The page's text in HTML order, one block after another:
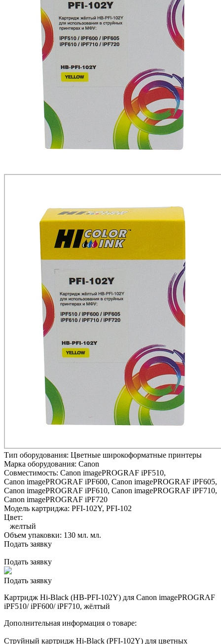
Тип оборудования: Цветные широкоформатные принтеры
Марка оборудования: Canon
Совместимость: Canon imagePROGRAF iPF510,
Canon imagePROGRAF iPF600, Canon imagePROGRAF iPF605,
Canon imagePROGRAF iPF610, Canon imagePROGRAF iPF710,
Canon imagePROGRAF iPF720
Модель картриджа: PFI-102Y, PFI-102
Цвет:
желтый
Объем упаковки: 130 мл. мл.
Подать заявку
Подать заявку
Подать заявку
Картридж Hi-Black (HB-PFI-102Y) для Canon imagePROGRAF
iPF510/ iPF600/ iPF710, жёлтый
Дополнительная информация о товаре:
Струйный картридж Hi-Black (PFI-102Y) для цветных